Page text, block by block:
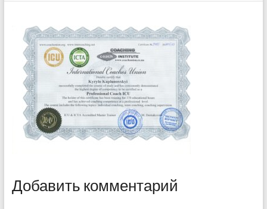
Добавить комментарий